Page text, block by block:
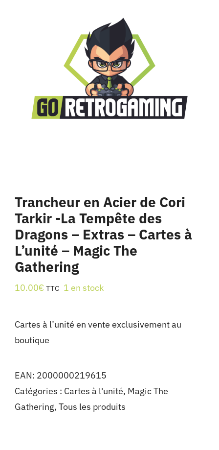
Trancheur en Acier de Cori
Tarkir -La Tempête des
Dragons – Extras – Cartes à
L’unité – Magic The
Gathering
10.00€ TTC 1 en stock
Cartes à l’unité en vente exclusivement au
boutique
EAN: 2000000219615
Catégories : Cartes à l'unité, Magic The
Gathering, Tous les produits